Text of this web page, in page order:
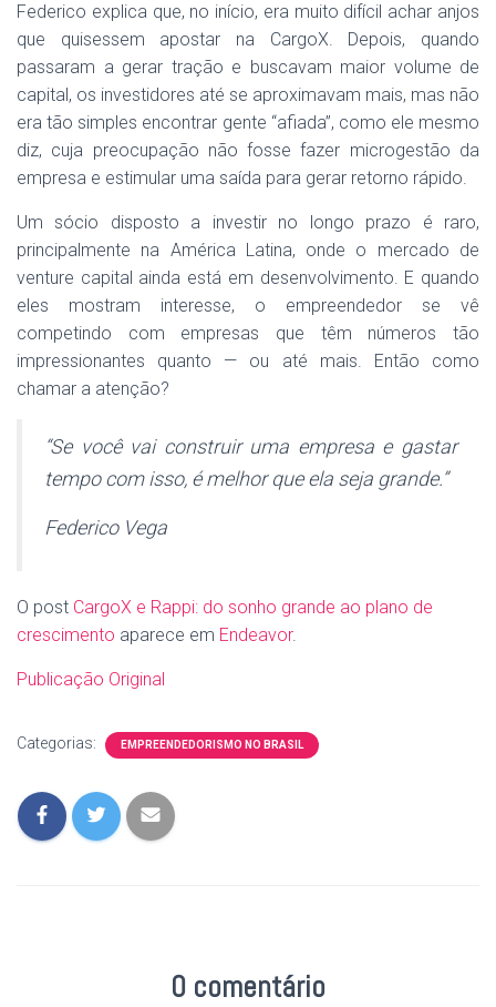
Federico explica que, no início, era muito difícil achar anjos
que quisessem apostar na CargoX. Depois, quando
passaram a gerar tração e buscavam maior volume de
capital, os investidores até se aproximavam mais, mas não
era tão simples encontrar gente “afiada”, como ele mesmo
diz, cuja preocupação não fosse fazer microgestão da
empresa e estimular uma saída para gerar retorno rápido.
Um sócio disposto a investir no longo prazo é raro,
principalmente na América Latina, onde o mercado de
venture capital ainda está em desenvolvimento. E quando
eles mostram interesse, o empreendedor se vê
competindo com empresas que têm números tão
impressionantes quanto — ou até mais. Então como
chamar a atenção?
“Se você vai construir uma empresa e gastar
tempo com isso, é melhor que ela seja grande.”
Federico Vega
O post CargoX e Rappi: do sonho grande ao plano de
crescimento aparece em Endeavor.
Publicação Original
Categorias: EMPREENDEDORISMO NO BRASIL
0 comentário